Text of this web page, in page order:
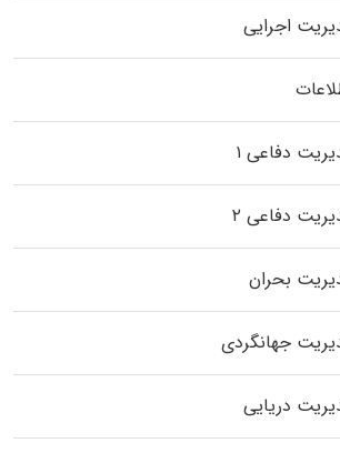
اجرایی
دفاعی ۱
دفاعی ۲
بحران
جهانگردی
دریایی